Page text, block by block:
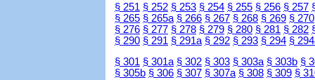
§ 251 § 252 § 253 § 254 § 255 § 256 § 257
§ 265 § 265a § 266 § 267 § 268 § 269 § 270
§ 276 § 277 § 278 § 279 § 280 § 281 § 282
§ 290 § 291 § 291a § 292 § 293 § 294 §
§ 301 § 301a § 302 § 303 § 303a § 303b §
§ 305b § 306 § 307 § 307a § 308 § 309 §